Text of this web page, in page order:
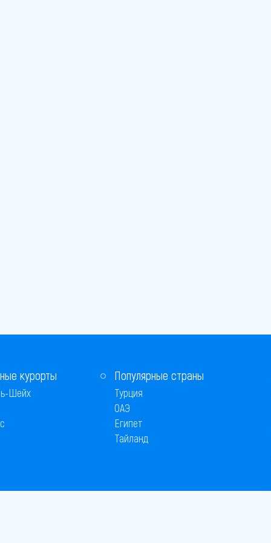
курорты
Шейх
Популярные страны
Турция
ОАЭ
Египет
Тайланд